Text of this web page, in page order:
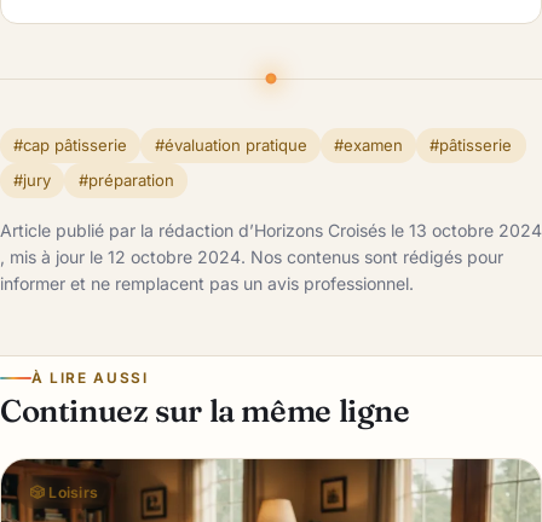
#cap pâtisserie #évaluation pratique #examen
#pâtisserie
#jury
#préparation
Article publié par la rédaction d’Horizons Croisés le 13 octobre 2024
, mis à jour le 12 octobre 2024. Nos contenus sont rédigés pour
informer et ne remplacent pas un avis professionnel.
À LIRE AUSSI
Continuez sur la même ligne
🎲 Loisirs